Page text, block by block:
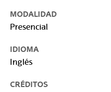
MODALIDAD
Presencial
IDIOMA
Inglés
CRÉDITOS